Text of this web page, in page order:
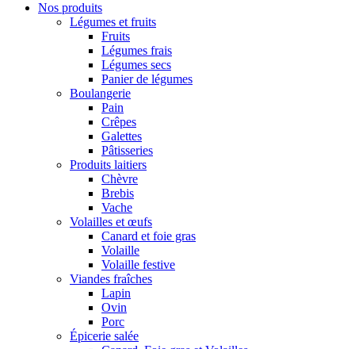
Nos produits
Légumes et fruits
Fruits
Légumes frais
Légumes secs
Panier de légumes
Boulangerie
Pain
Crêpes
Galettes
Pâtisseries
Produits laitiers
Chèvre
Brebis
Vache
Volailles et œufs
Canard et foie gras
Volaille
Volaille festive
Viandes fraîches
Lapin
Ovin
Porc
Épicerie salée